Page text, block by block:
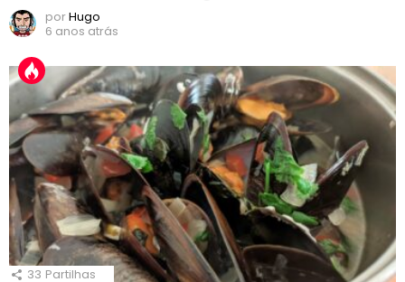
porHugo
6 anos atrás
33 Partilhas